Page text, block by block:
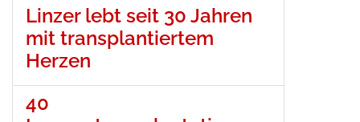
Linzer lebt seit 30 Jahren
mit transplantiertem
Herzen
40